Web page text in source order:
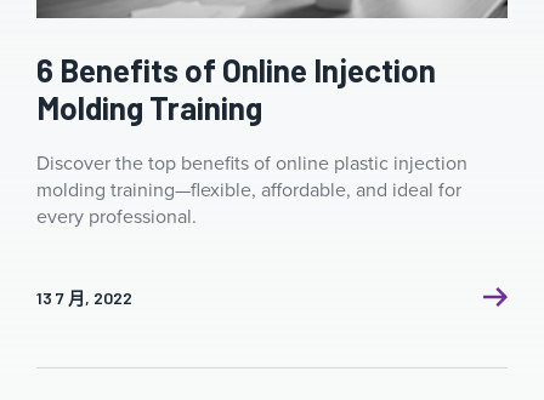
6 Benefits of Online Injection
Molding Training
Discover the top benefits of online plastic injection
molding training—flexible, affordable, and ideal for
every professional.
13 7 月, 2022